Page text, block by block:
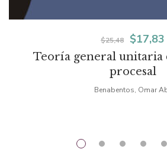
Teoría general unitaria
procesal
$25,48
El
precio
$17,83
Benabentos, Omar